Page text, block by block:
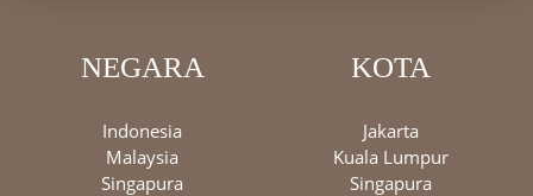
NEGARA
Indonesia
Malaysia
Singapura
KOTA
Jakarta
Kuala Lumpur
Singapura